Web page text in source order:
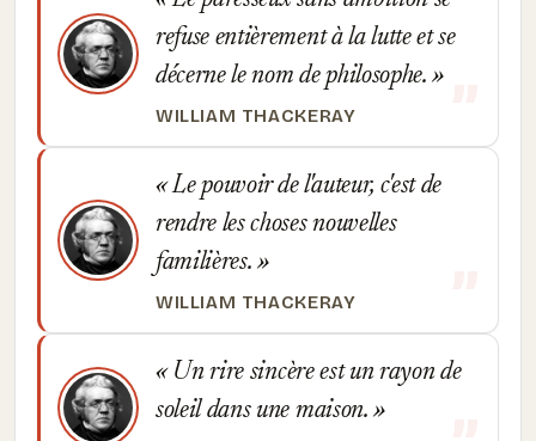
refuse entièrement à la lutte et se
décerne le nom de philosophe.
WILLIAM THACKERAY
Le pouvoir de l'auteur, c'est de
rendre les choses nouvelles
familières.
WILLIAM THACKERAY
Un rire sincère est un rayon de
soleil dans une maison.